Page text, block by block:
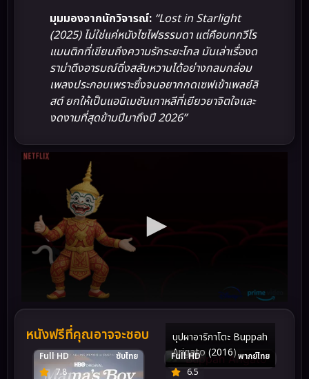
มุมมองจากนักวิจารณ์: “Lost in Starlight
(2025) ไม่ใช่แค่หนังไซไฟธรรมดา แต่คือบทกวีโร
แมนติกที่เขียนถึงความรักระยะไกล มันเล่าเรื่องด
ราม่าดึงอารมณ์ดิ่งสลับหวานได้อย่างกลมกล่อม
เพลงประกอบเพราะซึ้งจนอยากกดเซฟเข้าเพลย์ลิ
สต์ ยกให้เป็นแอนิเมชันเกาหลีที่เยียวยาจิตใจและ
งดงามที่สุดข้ามปีมาถึงปี 2026”
หนังฟรีที่คุณอาจจะชอบ
7.8
Full HD
ซับไทย
6.5
Full HD พากย์ไทย
บุปผาอาริกาโตะ Buppah
Arigato (2016)